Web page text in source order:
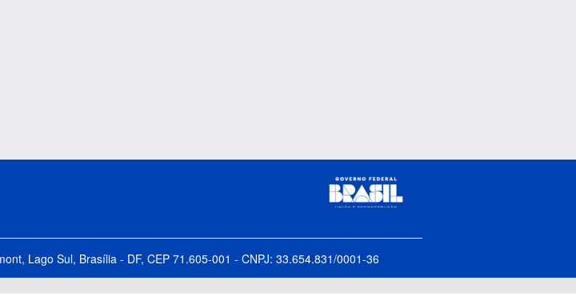
Lago Sul, Brasília - DF, CEP 71.605-001 - CNPJ: 33.654.831/0001-36